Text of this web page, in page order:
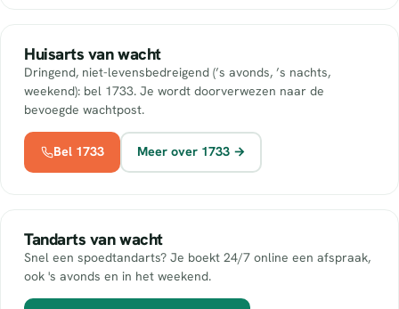
Huisarts van wacht
Dringend, niet-levensbedreigend (’s avonds, ’s nachts,
weekend): bel 1733. Je wordt doorverwezen naar de
bevoegde wachtpost.
Bel 1733 Meer over 1733 →
Tandarts van wacht
Snel een spoedtandarts? Je boekt 24/7 online een afspraak,
ook 's avonds en in het weekend.